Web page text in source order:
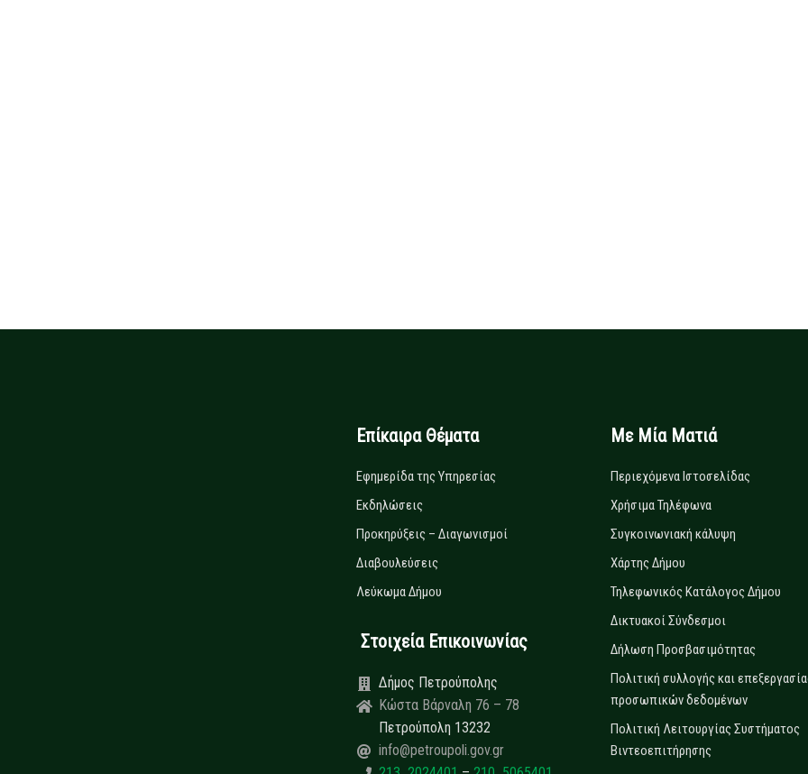
Επίκαιρα Θέματα
Εφημερίδα της Υπηρεσίας
Εκδηλώσεις
Προκηρύξεις – Διαγωνισμοί
Διαβουλεύσεις
Λεύκωμα Δήμου
Στοιχεία Επικοινωνίας
Δήμος Πετρούπολης
Κώστα Βάρναλη 76 – 78
Πετρούπολη 13232
info@petroupoli.gov.gr
Με Μία Ματιά
Περιεχόμενα Ιστοσελίδας
Χρήσιμα Τηλέφωνα
Συγκοινωνιακή κάλυψη
Χάρτης Δήμου
Τηλεφωνικός Κατάλογος Δήμου
Δικτυακοί Σύνδεσμοι
Δήλωση Προσβασιμότητας
Πολιτική συλλογής και
προσωπικών δεδομένων
Πολιτική Λειτουργίας Συστήματος
Βιντεοεπιτήρησης